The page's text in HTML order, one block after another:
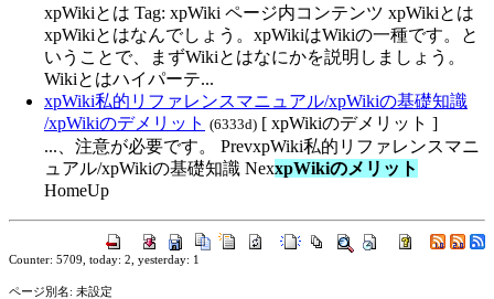
xpWikiとは Tag: xpWiki ページ内コンテンツ xpWikiとは
xpWikiとはなんでしょう。xpWikiはWikiの一種です。と
いうことで、まずWikiとはなにかを説明しましょう。
Wikiとはハイパーテ...
xpWiki私的リファレンスマニュアル​/xpWikiの基礎知識​
/xpWikiのデメリット (6333d) [ xpWikiのデメリット ]
...、注意が必要です。 PrevxpWiki私的リファレンスマニ
ュアル/xpWikiの基礎知識 NexxpWikiのメリット
HomeUp
Counter: 5709, today: 2, yesterday: 1
ページ別名: 未設定